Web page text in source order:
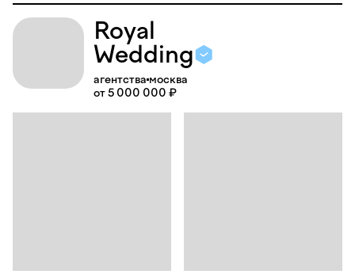
Royal
Wedding
агентства москва
от 5 000 000 ₽